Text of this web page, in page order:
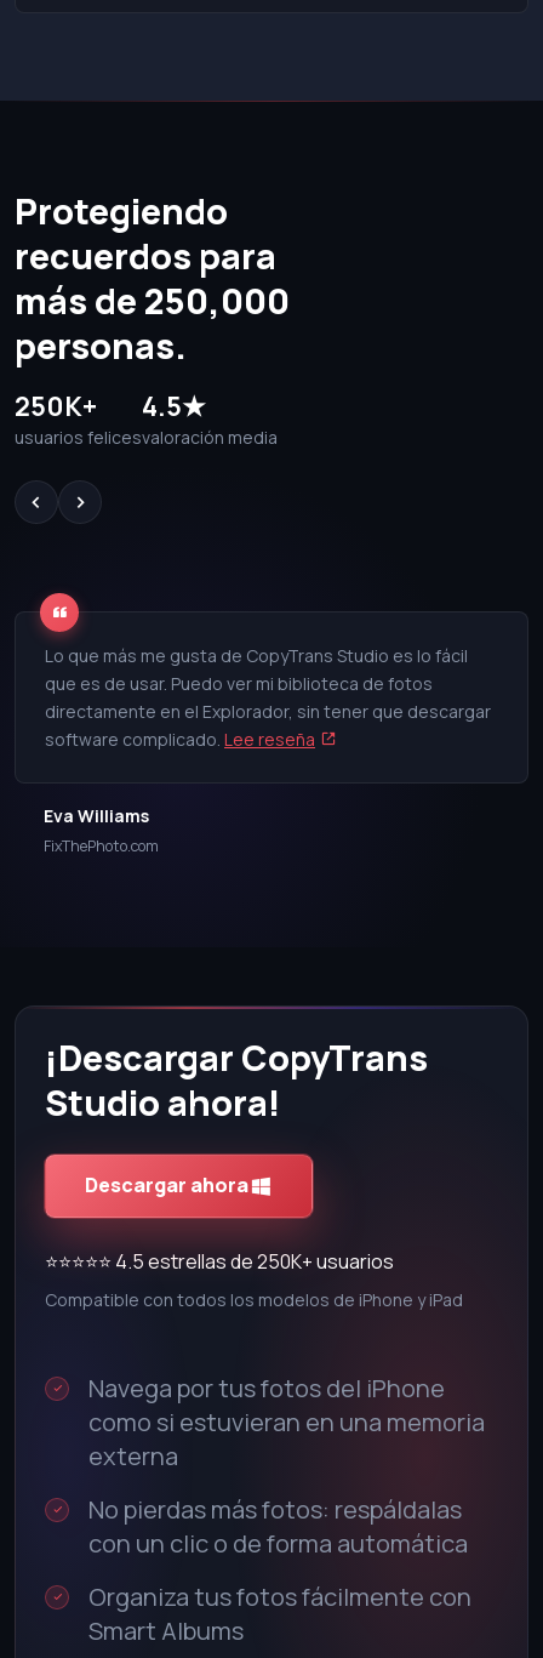
Protegiendo
recuerdos para
más de 250,000
personas.
250K+
usuarios felices
4.5★
valoración media
Lo que más me gusta de CopyTrans Studio es lo fácil
que es de usar. Puedo ver mi biblioteca de fotos
directamente en el Explorador, sin tener que descargar
software complicado. Lee reseña
Eva Williams
FixThePhoto.com
¡Descargar CopyTrans
Studio ahora!
Descargar ahora
⭐⭐⭐⭐⭐ 4.5 estrellas de 250K+ usuarios
Compatible con todos los modelos de iPhone y iPad
Navega por tus fotos del iPhone
como si estuvieran en una memoria
externa
No pierdas más fotos: respáldalas
con un clic o de forma automática
Organiza tus fotos fácilmente con
Smart Albums